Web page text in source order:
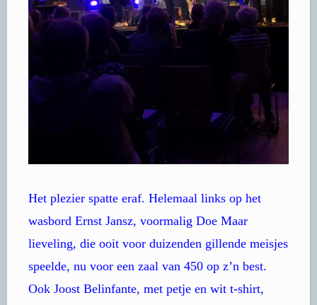
Het plezier spatte eraf. Helemaal links op het
wasbord Ernst Jansz, voormalig Doe Maar
lieveling, die ooit voor duizenden gillende meisjes
speelde, nu voor een zaal van 450 op z’n best.
Ook Joost Belinfante, met petje en wit t-shirt,